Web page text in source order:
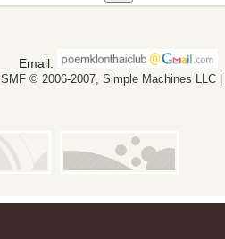
Email:
SMF © 2006-2007, Simple Machines LLC|